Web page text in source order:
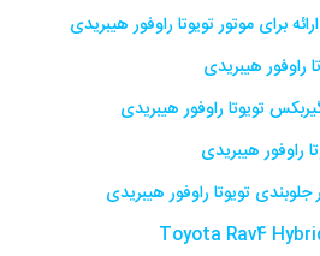
برای موتور تویوتا راوفور هیبریدی
راوفور هیبریدی
تویوتا راوفور هیبریدی
راوفور هیبریدی
تویوتا راوفور هیبریدی